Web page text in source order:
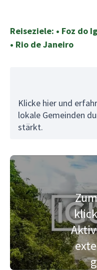
Reiseziele: • Foz do
• Rio de Janeiro
Klicke hier und
lokale Gemeinden
stärkt.